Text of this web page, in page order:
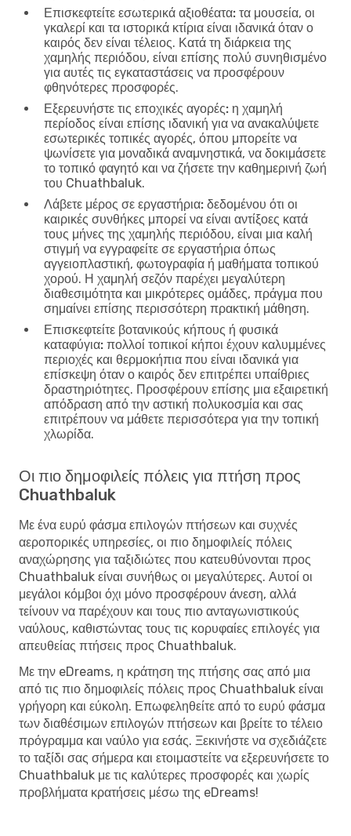
Επισκεφτείτε εσωτερικά αξιοθέατα: τα μουσεία, οι
γκαλερί και τα ιστορικά κτίρια είναι ιδανικά όταν ο
καιρός δεν είναι τέλειος. Κατά τη διάρκεια της
χαμηλής περιόδου, είναι επίσης πολύ συνηθισμένο
για αυτές τις εγκαταστάσεις να προσφέρουν
φθηνότερες προσφορές.
Εξερευνήστε τις εποχικές αγορές: η χαμηλή
περίοδος είναι επίσης ιδανική για να ανακαλύψετε
εσωτερικές τοπικές αγορές, όπου μπορείτε να
ψωνίσετε για μοναδικά αναμνηστικά, να δοκιμάσετε
το τοπικό φαγητό και να ζήσετε την καθημερινή ζωή
του Chuathbaluk.
Λάβετε μέρος σε εργαστήρια: δεδομένου ότι οι
καιρικές συνθήκες μπορεί να είναι αντίξοες κατά
τους μήνες της χαμηλής περιόδου, είναι μια καλή
στιγμή να εγγραφείτε σε εργαστήρια όπως
αγγειοπλαστική, φωτογραφία ή μαθήματα τοπικού
χορού. Η χαμηλή σεζόν παρέχει μεγαλύτερη
διαθεσιμότητα και μικρότερες ομάδες, πράγμα που
σημαίνει επίσης περισσότερη πρακτική μάθηση.
Επισκεφτείτε βοτανικούς κήπους ή φυσικά
καταφύγια: πολλοί τοπικοί κήποι έχουν καλυμμένες
περιοχές και θερμοκήπια που είναι ιδανικά για
επίσκεψη όταν ο καιρός δεν επιτρέπει υπαίθριες
δραστηριότητες. Προσφέρουν επίσης μια εξαιρετική
απόδραση από την αστική πολυκοσμία και σας
επιτρέπουν να μάθετε περισσότερα για την τοπική
χλωρίδα.
Οι πιο δημοφιλείς πόλεις για πτήση προς
Chuathbaluk
Με ένα ευρύ φάσμα επιλογών πτήσεων και συχνές
αεροπορικές υπηρεσίες, οι πιο δημοφιλείς πόλεις
αναχώρησης για ταξιδιώτες που κατευθύνονται προς
Chuathbaluk είναι συνήθως οι μεγαλύτερες. Αυτοί οι
μεγάλοι κόμβοι όχι μόνο προσφέρουν άνεση, αλλά
τείνουν να παρέχουν και τους πιο ανταγωνιστικούς
ναύλους, καθιστώντας τους τις κορυφαίες επιλογές για
απευθείας πτήσεις προς Chuathbaluk.
Με την eDreams, η κράτηση της πτήσης σας από μια
από τις πιο δημοφιλείς πόλεις προς Chuathbaluk είναι
γρήγορη και εύκολη. Επωφεληθείτε από το ευρύ φάσμα
των διαθέσιμων επιλογών πτήσεων και βρείτε το τέλειο
πρόγραμμα και ναύλο για εσάς. Ξεκινήστε να σχεδιάζετε
το ταξίδι σας σήμερα και ετοιμαστείτε να εξερευνήσετε το
Chuathbaluk με τις καλύτερες προσφορές και χωρίς
προβλήματα κρατήσεις μέσω της eDreams!